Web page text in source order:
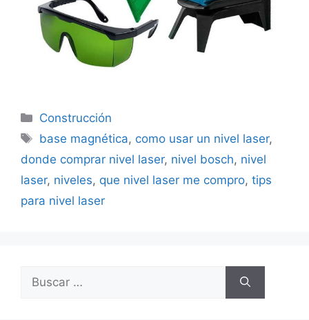
Categorías
Construcción
Etiquetas
base magnética, como usar un nivel laser,
donde comprar nivel laser, nivel bosch, nivel
laser, niveles, que nivel laser me compro, tips
para nivel laser